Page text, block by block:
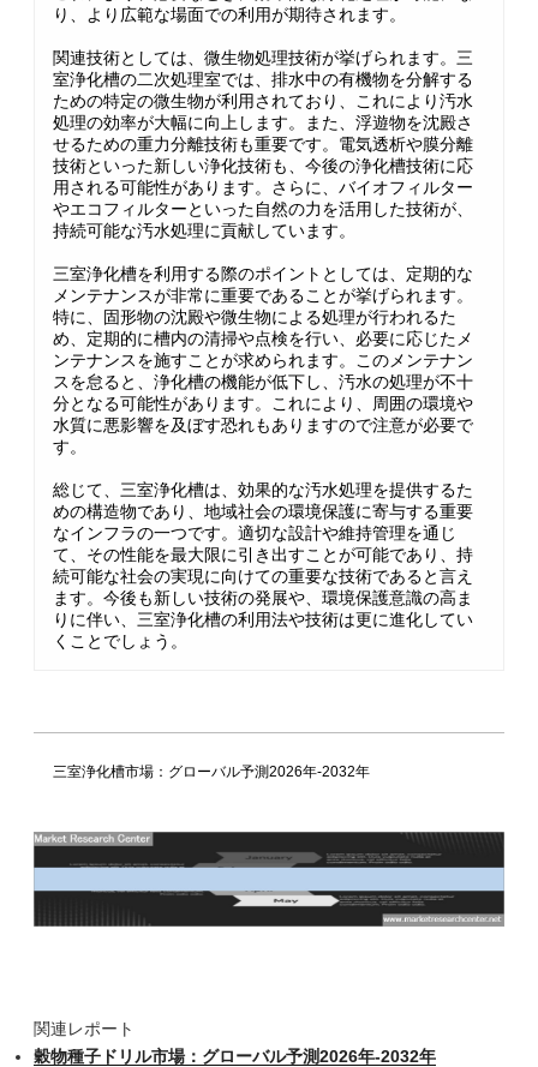
り、より広範な場面での利用が期待されます。
関連技術としては、微生物処理技術が挙げられます。三
室浄化槽の二次処理室では、排水中の有機物を分解する
ための特定の微生物が利用されており、これにより汚水
処理の効率が大幅に向上します。また、浮遊物を沈殿さ
せるための重力分離技術も重要です。電気透析や膜分離
技術といった新しい浄化技術も、今後の浄化槽技術に応
用される可能性があります。さらに、バイオフィルター
やエコフィルターといった自然の力を活用した技術が、
持続可能な汚水処理に貢献しています。
三室浄化槽を利用する際のポイントとしては、定期的な
メンテナンスが非常に重要であることが挙げられます。
特に、固形物の沈殿や微生物による処理が行われるた
め、定期的に槽内の清掃や点検を行い、必要に応じたメ
ンテナンスを施すことが求められます。このメンテナン
スを怠ると、浄化槽の機能が低下し、汚水の処理が不十
分となる可能性があります。これにより、周囲の環境や
水質に悪影響を及ぼす恐れもありますので注意が必要で
す。
総じて、三室浄化槽は、効果的な汚水処理を提供するた
めの構造物であり、地域社会の環境保護に寄与する重要
なインフラの一つです。適切な設計や維持管理を通じ
て、その性能を最大限に引き出すことが可能であり、持
続可能な社会の実現に向けての重要な技術であると言え
ます。今後も新しい技術の発展や、環境保護意識の高ま
りに伴い、三室浄化槽の利用法や技術は更に進化してい
くことでしょう。
三室浄化槽市場：グローバル予測2026年-2032年
関連レポート
穀物種子ドリル市場：グローバル予測2026年-2032年